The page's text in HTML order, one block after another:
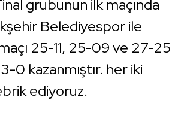
grubunun ilk maçında
Belediyespor ile
maçı 25-11, 25-09 ve 27-25
0 kazanmıştır. her iki
ediyoruz.